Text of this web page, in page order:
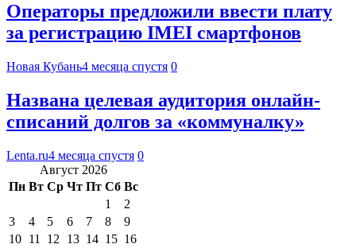
Операторы предложили ввести плату
за регистрацию IMEI смартфонов
Новая Кубань4 месяца спустя 0
Названа целевая аудитория онлайн-
списаний долгов за «коммуналку»
Lenta.ru4 месяца спустя 0
Август 2026
Пн Вт Ср Чт Пт Сб Вс
1
2
3
4 5 6 7 8
9
10 11 12 13 14 15 16